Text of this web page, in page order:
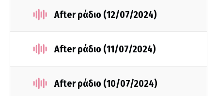
After ράδιο (12/07/2024)
After ράδιο (11/07/2024)
After ράδιο (10/07/2024)